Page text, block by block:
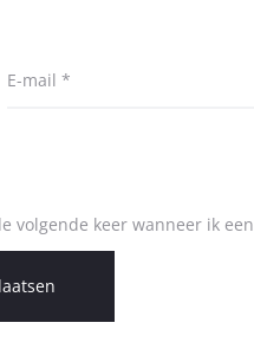
E-mail *
volgende keer wanneer ik